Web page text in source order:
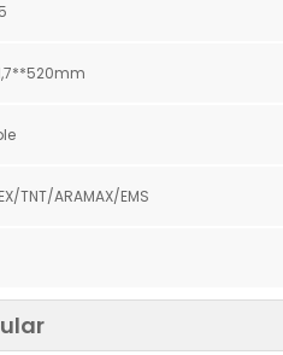
TNT/ARAMAX/EMS